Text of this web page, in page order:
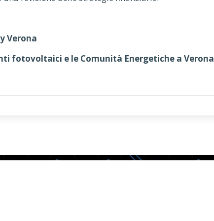
Verona
fotovoltaici e le Comunità Energetiche a Verona